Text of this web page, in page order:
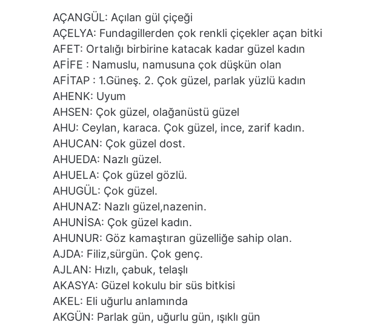
AÇANGÜL: Açılan gül çiçeği
AÇELYA: Fundagillerden çok renkli çiçekler açan bitki
AFET: Ortalığı birbirine katacak kadar güzel kadın
AFİFE : Namuslu, namusuna çok düşkün olan
AFİTAP : 1.Güneş. 2. Çok güzel, parlak yüzlü kadın
AHENK: Uyum
AHSEN: Çok güzel, olağanüstü güzel
AHU: Ceylan, karaca. Çok güzel, ince, zarif kadın.
AHUCAN: Çok güzel dost.
AHUEDA: Nazlı güzel.
AHUELA: Çok güzel gözlü.
AHUGÜL: Çok güzel.
AHUNAZ: Nazlı güzel,nazenin.
AHUNİSA: Çok güzel kadın.
AHUNUR: Göz kamaştıran güzelliğe sahip olan.
AJDA: Filiz,sürgün. Çok genç.
AJLAN: Hızlı, çabuk, telaşlı
AKASYA: Güzel kokulu bir süs bitkisi
AKEL: Eli uğurlu anlamında
AKGÜN: Parlak gün, uğurlu gün, ışıklı gün